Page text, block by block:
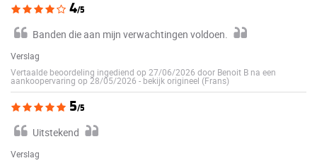
4/5
Banden die aan mijn verwachtingen voldoen.
Verslag
Vertaalde beoordeling ingediend op 27/06/2026 door Benoit B na een
aankoopervaring op 28/05/2026 -bekijk origineel (Frans)
5/5
Uitstekend
Verslag